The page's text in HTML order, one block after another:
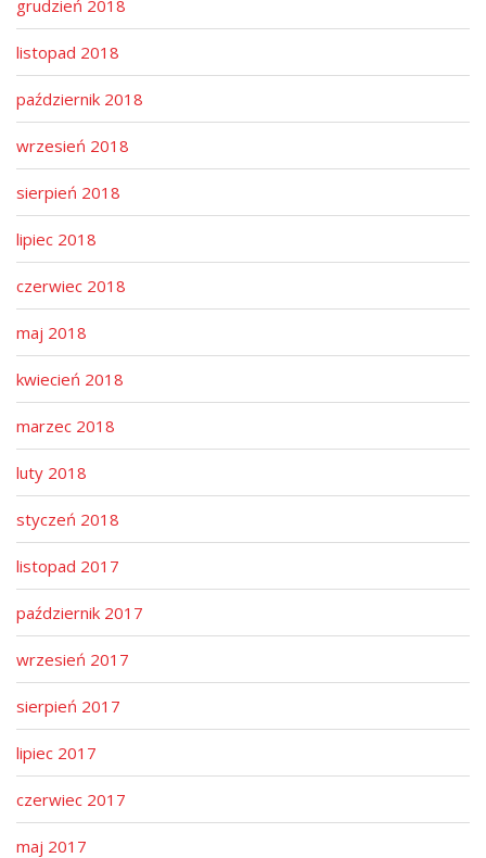
grudzień 2018
listopad 2018
październik 2018
wrzesień 2018
sierpień 2018
lipiec 2018
czerwiec 2018
maj 2018
kwiecień 2018
marzec 2018
luty 2018
styczeń 2018
listopad 2017
październik 2017
wrzesień 2017
sierpień 2017
lipiec 2017
czerwiec 2017
maj 2017